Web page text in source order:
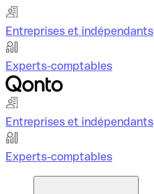
Entreprises et indépendants
Experts-comptables
Entreprises et indépendants
Experts-comptables